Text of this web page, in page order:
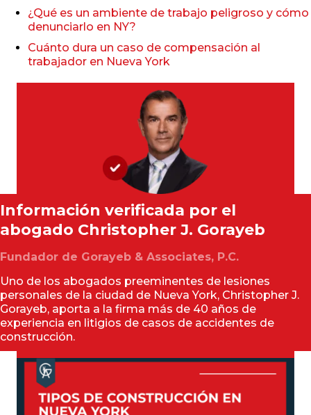
¿Qué es un ambiente de trabajo peligroso y cómo
denunciarlo en NY?
Cuánto dura un caso de compensación al
trabajador en Nueva York
Información verificada por el
abogado Christopher J. Gorayeb
Fundador de Gorayeb & Associates, P.C.
Uno de los abogados preeminentes de lesiones
personales de la ciudad de Nueva York, Christopher J.
Gorayeb, aporta a la firma más de 40 años de
experiencia en litigios de casos de accidentes de
construcción.